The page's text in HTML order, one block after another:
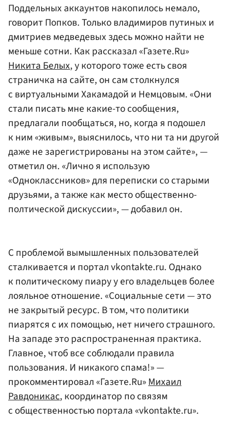
Поддельных аккаунтов накопилось немало,
говорит Попков. Только владимиров путиных и
дмитриев медведевых здесь можно найти не
меньше сотни. Как рассказал «Газете.Ru»
Никита Белых, у которого тоже есть своя
страничка на cайте, он сам столкнулся
с виртуальными Хакамадой и Немцовым. «Они
стали писать мне какие-то сообщения,
предлагали пообщаться, но, когда я подошел
к ним «живым», выяснилось, что ни та ни другой
даже не зарегистрированы на этом сайте», —
отметил он. «Лично я использую
«Одноклассников» для переписки со старыми
друзьями, а также как место общественно-
полтической дискуссии», — добавил он.
С проблемой вымышленных пользователей
сталкивается и портал vkontakte.ru. Однако
к политическому пиару у его владельцев более
лояльное отношение. «Социальные сети — это
не закрытый ресурс. В том, что политики
пиарятся с их помощью, нет ничего страшного.
На западе это распространенная практика.
Главное, чтоб все соблюдали правила
пользования. И никакого спама!» —
прокомментировал «Газете.Ru»Михаил
Равдоникас, координатор по связям
с общественностью портала «vkontakte.ru».